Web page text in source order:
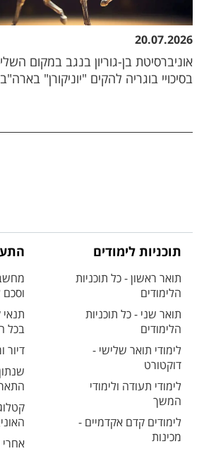
20.07.2026
אוניברסיטת בן-גוריון בנגב במקום
בסיכויי בוגריה להקים "יוניקורן" בארה"ב
תוכניות לימודים
תואר ראשון - כל תוכניות
הלימודים
תואר שני - כל תוכניות
הלימודים
לימודי תואר שלישי -
דוקטורט
לימודי תעודה ולימודי
המשך
לימודים קדם אקדמיים -
מכינות
וסכם
בכל
דיור